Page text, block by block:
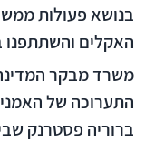
בנושא פעולות
האקלים והשתתפנו
התערוכה של
ברוריה פסטרנק